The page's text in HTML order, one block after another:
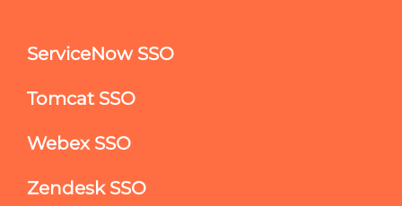
ServiceNow SSO
Tomcat SSO
Webex SSO
Zendesk SSO